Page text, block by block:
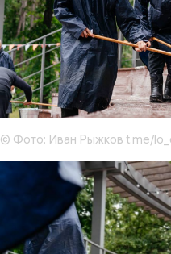
© Фото: Иван Рыжков t.me/